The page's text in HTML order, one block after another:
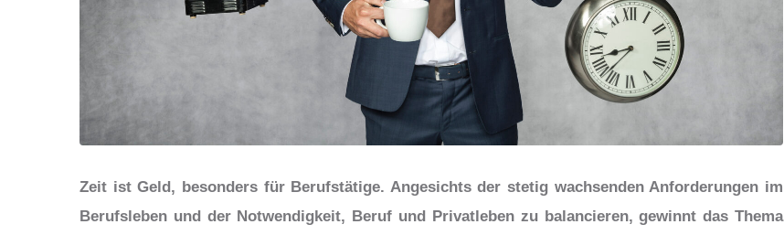
Zeit ist Geld, besonders für Berufstätige. Angesichts der stetig wachsenden Anforderungen im
Berufsleben und der Notwendigkeit, Beruf und Privatleben zu balancieren, gewinnt das Thema